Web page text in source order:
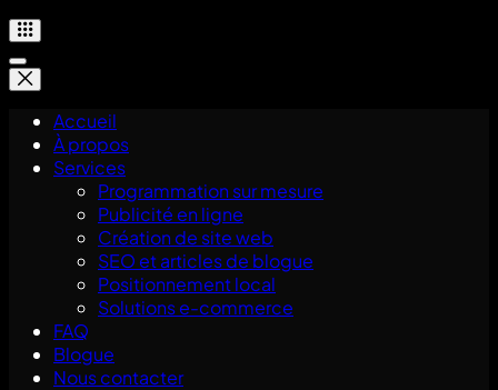
Accueil
À propos
Services
Programmation sur mesure
Publicité en ligne
Création de site web
SEO et articles de blogue
Positionnement local
Solutions e-commerce
FAQ
Blogue
Nous contacter